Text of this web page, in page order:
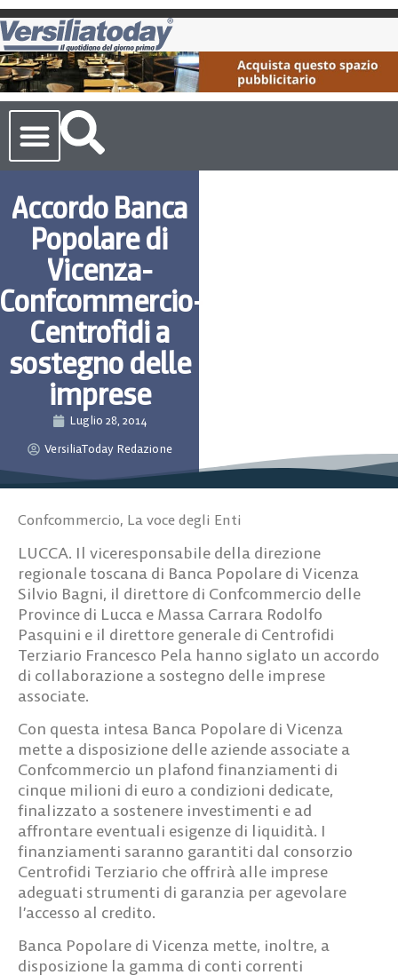
Accordo Banca
Popolare di
Vicenza-
Confcommercio-
Centrofidi a
sostegno delle
imprese
Luglio 28, 2014
VersiliaToday Redazione
Confcommercio, La voce degli Enti
LUCCA. Il viceresponsabile della direzione
regionale toscana di Banca Popolare di Vicenza
Silvio Bagni, il direttore di Confcommercio delle
Province di Lucca e Massa Carrara Rodolfo
Pasquini e il direttore generale di Centrofidi
Terziario Francesco Pela hanno siglato un accordo
di collaborazione a sostegno delle imprese
associate.
Con questa intesa Banca Popolare di Vicenza
mette a disposizione delle aziende associate a
Confcommercio un plafond finanziamenti di
cinque milioni di euro a condizioni dedicate,
finalizzato a sostenere investimenti e ad
affrontare eventuali esigenze di liquidità. I
finanziamenti saranno garantiti dal consorzio
Centrofidi Terziario che offrirà alle imprese
adeguati strumenti di garanzia per agevolare
l’accesso al credito.
Banca Popolare di Vicenza mette, inoltre, a
disposizione la gamma di conti correnti